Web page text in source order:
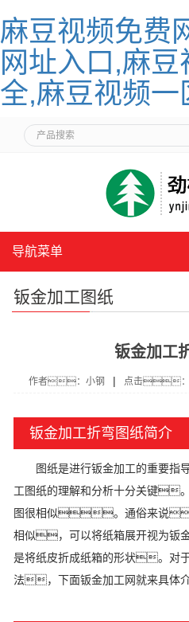
麻豆视频免费
网址入口,麻
全,麻豆视频一
导航菜单
钣金加工图纸
钣金加工
作者：小钢 | 点击：
钣金加工折弯图纸简介
图纸是进行钣金加工的重要指
工图纸的理解和分析十分关键
图很相似。通俗来说
相似，可以将纸箱展开视为
是将纸皮折成纸箱的形状。对
法，下面钣金加工网就来具体